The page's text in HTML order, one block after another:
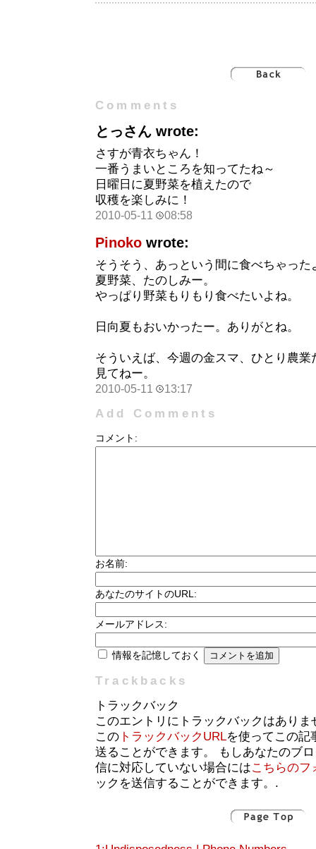
Comments
とっさん wrote:
さすが青衣ちゃん！
一番うまいところを知ってたね～
日曜日に夏野菜を植えたので
収穫を楽しみに！
2010-05-11 08:58
Pinoko wrote:
そうそう、あっという間に食べちゃった
夏野菜、たのしみー。
やっぱり野菜もりもり食べたいよね。
日向夏もおいかったー。ありがとね。
そういえば、今週の金スマ、ひとり農業
見てねー。
2010-05-11 13:17
Add Comments
コメント:
お名前:
あなたのサイトのURL:
メールアドレス:
情報を記憶しておく
Trackbacks
トラックバック
このエントリにトラックバックはありま
この トラックバックURLを使ってこの記
送ることができます。 もしあなたのブ
信に対応していない場合にはこちらのフ
ックを送信することができます。.